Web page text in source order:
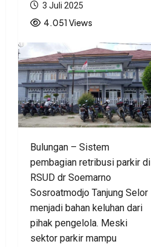
3 Juli 2025
4.051 Views
Bulungan – Sistem
pembagian retribusi parkir di
RSUD dr Soemarno
Sosroatmodjo Tanjung Selor
menjadi bahan keluhan dari
pihak pengelola. Meski
sektor parkir mampu